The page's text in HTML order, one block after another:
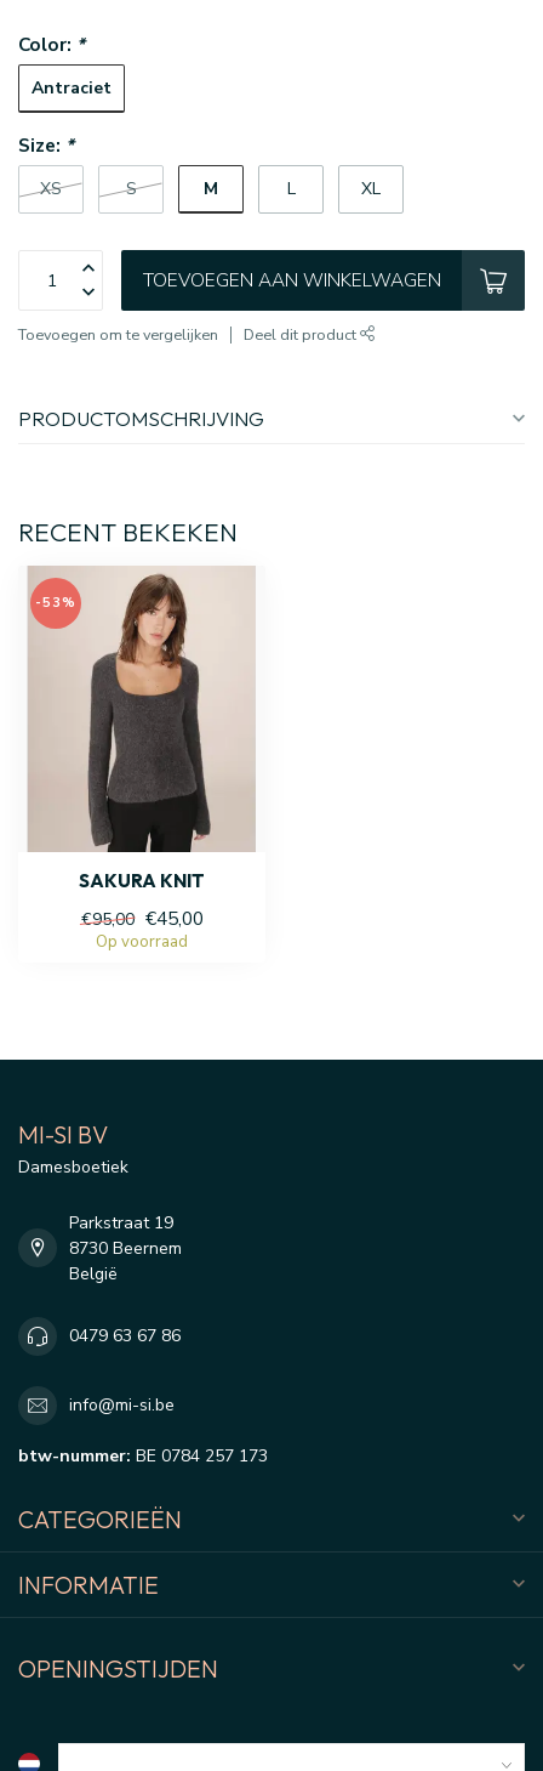
Color: *
Antraciet
Size: *
XS S M L XL
TOEVOEGEN AAN WINKELWAGEN
Toevoegen om te vergelijken Deel dit product
PRODUCTOMSCHRIJVING
RECENT BEKEKEN
-53%
SAKURA KNIT
€95,00 €45,00
Op voorraad
MI-SI BV
Damesboetiek
Parkstraat 19
8730 Beernem
België
0479 63 67 86
info@mi-si.be
btw-nummer: BE 0784 257 173
CATEGORIEËN
INFORMATIE
OPENINGSTIJDEN